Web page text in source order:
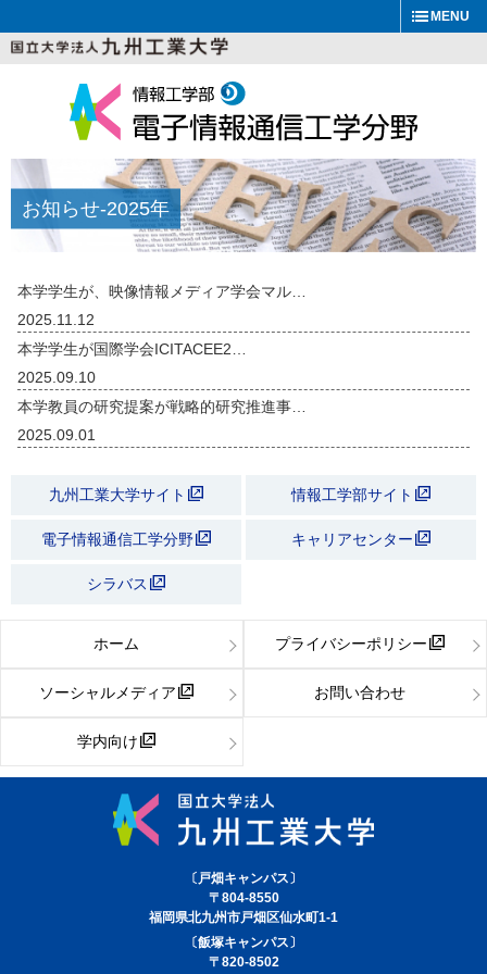
MENU
お知らせ-2025年
本学学生が、映像情報メディア学会マル…
2025.11.12
本学学生が国際学会ICITACEE2…
2025.09.10
本学教員の研究提案が戦略的研究推進事…
2025.09.01
九州工業大学サイト 情報工学部サイト
電子情報通信工学分野 キャリアセンター
シラバス
ホーム プライバシーポリシー
ソーシャルメディア お問い合わせ
学内向け
〔戸畑キャンパス〕
〒804-8550
福岡県北九州市戸畑区仙水町1-1
〔飯塚キャンパス〕
〒820-8502